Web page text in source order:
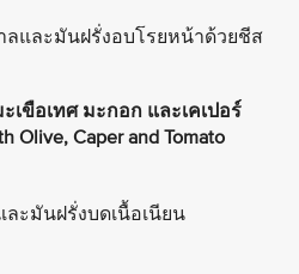
และมันฝรั่งอบโรยหน้าด้วยชีส
ขือเทศ มะกอก และเคเปอร์
Olive, Caper and Tomato
ะมันฝรั่งบดเนื้อเนียน